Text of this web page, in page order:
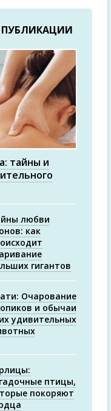
тайны и
любви
как
гигантов
Очарование
и обычаи
удивительных
птицы,
покоряют